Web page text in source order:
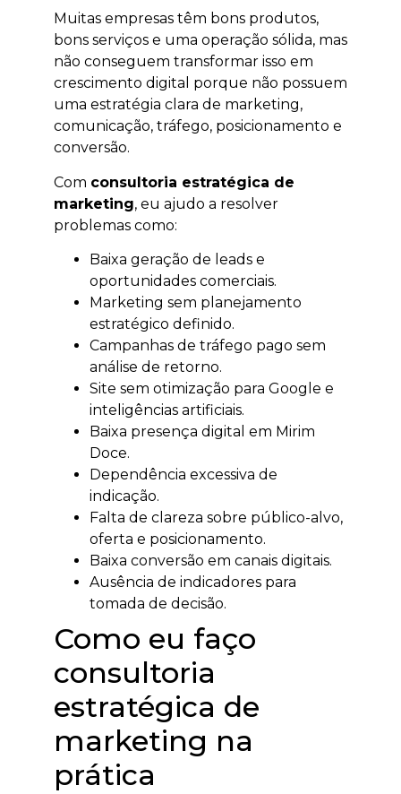
Muitas empresas têm bons produtos,
bons serviços e uma operação sólida, mas
não conseguem transformar isso em
crescimento digital porque não possuem
uma estratégia clara de marketing,
comunicação, tráfego, posicionamento e
conversão.
Com consultoria estratégica de
marketing, eu ajudo a resolver
problemas como:
Baixa geração de leads e
oportunidades comerciais.
Marketing sem planejamento
estratégico definido.
Campanhas de tráfego pago sem
análise de retorno.
Site sem otimização para Google e
inteligências artificiais.
Baixa presença digital em Mirim
Doce.
Dependência excessiva de
indicação.
Falta de clareza sobre público-alvo,
oferta e posicionamento.
Baixa conversão em canais digitais.
Ausência de indicadores para
tomada de decisão.
Como eu faço
consultoria
estratégica de
marketing na
prática